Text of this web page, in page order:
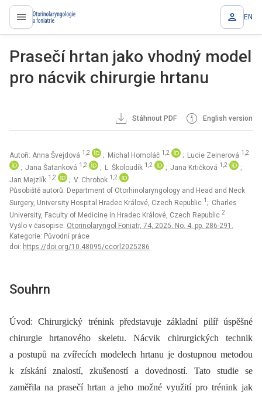
proLékaře.cz EN
Prasečí hrtan jako vhodný model
pro nácvik chirurgie hrtanu
Stáhnout PDF English version
Autoři: Anna Švejdová 1,2 ; Michal Homoláč 1,2 ; Lucie Zeinerová 1,2
; Jana Šatanková 1,2 ; L. Školoudík 1,2 ; Jana Krtičková 1,2
;
Jan Mejzlík 1,2 ; V. Chrobok 1,2
Působiště autorů: Department of Otorhinolaryngology and Head and Neck
Surgery, University Hospital Hradec Králové, Czech Republic 1 ; Charles
University, Faculty of Medicine in Hradec Králové, Czech Republic 2
Vyšlo v časopise: Otorinolaryngol Foniatr, 74, 2025, No. 4, pp. 286-291.
Kategorie: Původní práce
doi: https://doi.org/10.48095/ccorl2025286
Souhrn
Úvod: Chirurgický trénink představuje základní pilíř úspěšné
chirurgie hrtanového skeletu. Nácvik chirurgických technik
a postupů na zvířecích modelech hrtanu je dostupnou metodou
k získání znalostí, zkušeností a dovedností. Tato studie se
zaměřila na prasečí hrtan a jeho možné využití pro trénink jak